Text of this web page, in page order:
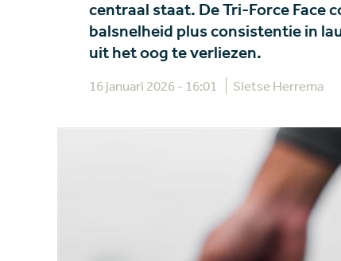
centraal staat. De Tri-Force Face
balsnelheid plus consistentie in
uit het oog te verliezen.
16 januari 2026 - 16:01 Sietse Herrema